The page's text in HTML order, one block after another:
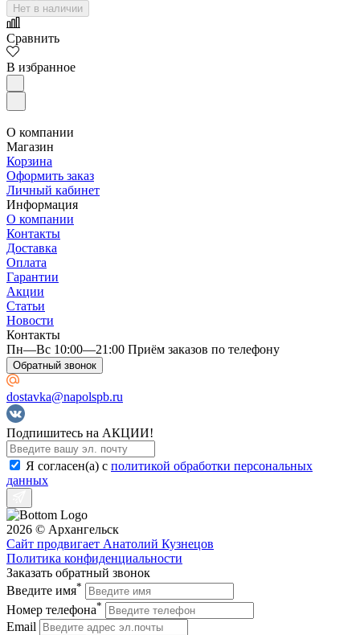
Arno Decor
Нет в наличии
Сравнить
В избранное
О компании
Магазин
Корзина
Оформить заказ
Личный кабинет
Информация
О компании
Контакты
Доставка
Оплата
Гарантии
Акции
Статьи
Новости
Контакты
Пн—Вс 10:00—21:00 Приём заказов по телефону
Обратный звонок
dostavka@napolspb.ru
Подпишитесь на АКЦИИ!
Я согласен(a) с политикой обработки персональных
данных
2026 © Архангельск
Сайт продвигает Анатолий Кузнецов
Политика конфиденциальности
Заказать обратный звонок
Введите имя*
Номер телефона*
Email